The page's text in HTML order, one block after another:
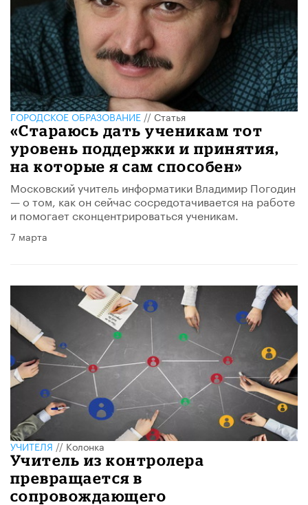
ГОРОДСКОЕ ОБРАЗОВАНИЕ//Статья
«Стараюсь дать ученикам тот
уровень поддержки и принятия,
на которые я сам способен»
Московский учитель информатики Владимир Погодин
— о том, как он сейчас сосредотачивается на работе
и помогает сконцентрироваться ученикам.
7 марта
УЧИТЕЛЯ//Колонка
Учитель из контролера
превращается в
сопровождающего